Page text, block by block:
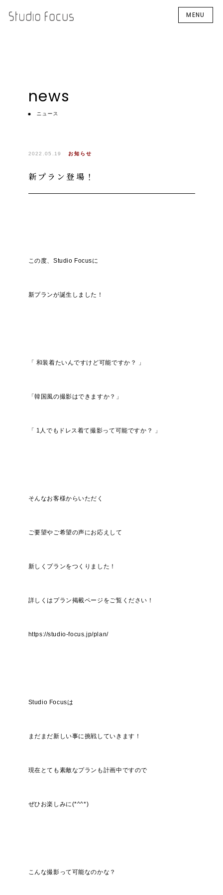
MENU
news
ニュース
2022.05.19 お知らせ
新プラン登場！
この度、Studio Focusに
新プランが誕生しました！
「 和装着たいんですけど可能ですか？ 」
「韓国風の撮影はできますか？」
「 1人でもドレス着て撮影って可能ですか？ 」
そんなお客様からいただく
ご要望やご希望の声にお応えして
新しくプランをつくりました！
詳しくはプラン掲載ページをご覧ください！
https://studio-focus.jp/plan/
Studio Focusは
まだまだ新しい事に挑戦していきます！
現在とても素敵なプランも計画中ですので
ぜひお楽しみに(*^^*)
こんな撮影って可能なのかな？